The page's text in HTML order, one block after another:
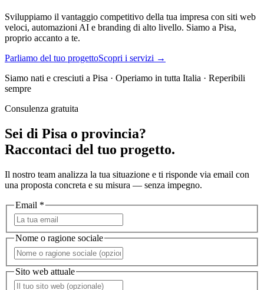
Sviluppiamo il vantaggio competitivo della tua impresa con siti web
veloci, automazioni AI e branding di alto livello. Siamo a Pisa,
proprio accanto a te.
Parliamo del tuo progettoScopri i servizi →
Siamo nati e cresciuti a Pisa · Operiamo in tutta Italia · Reperibili
sempre
Consulenza gratuita
Sei di Pisa o provincia?
Raccontaci del tuo progetto.
Il nostro team analizza la tua situazione e ti risponde via email con
una proposta concreta e su misura — senza impegno.
Email *
Nome o ragione sociale
Sito web attuale